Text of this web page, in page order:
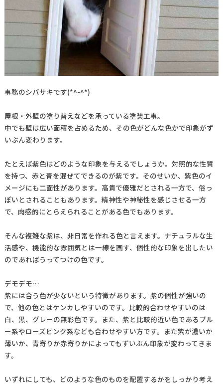
事務のシバサキです(*^-^*)
屋根・外壁の塗り替えなどを承っている塗装工事。
中でも壁は広い面積を占めるため、その色がどんな色かで印象がず
いぶん変わります。
たとえば紫色はどのような印象を与えるでしょうか。対照的な性質
を持つ、赤と青を混ぜてできるのが紫です。そのせいか、紫色のイ
メージにも二面性があります。高貴で優雅だとされる一方で、俗っ
ぽいとされることもあります。精神性や神秘性を感じさせる一方
で、肉感的にとらえられることがある色でもあります。
そんな複雑な紫は、非日常を作れる色と言えます。ナチュラルな生
活感や、機能的な雰囲気とは一線を画す、個性的な印象を出したい
のであればうってつけの色です。
デモデモ…
紫には合う色が少ないという特徴があります。紫の個性が強いの
で、他の色とはケンカしやすいのです。比較的合わせやすいのは
白、黒、グレーの無彩色です。また、紫と比較的近い色であるブル
ー系やローズピンク系なども合わせやすい方です。また紫が濃いか
薄いか、青寄りか赤寄りかによってもずいぶん印象が変わってきま
す。
いずれにしても、どのような色のものを配置するかをしっかり考え